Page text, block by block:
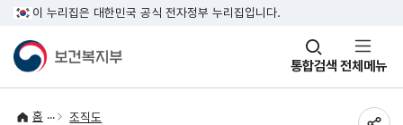
이 누리집은 대한민국 공식 전자정부 누리집입니다.
통합검색
창
열기 전체메뉴
홈 조직도